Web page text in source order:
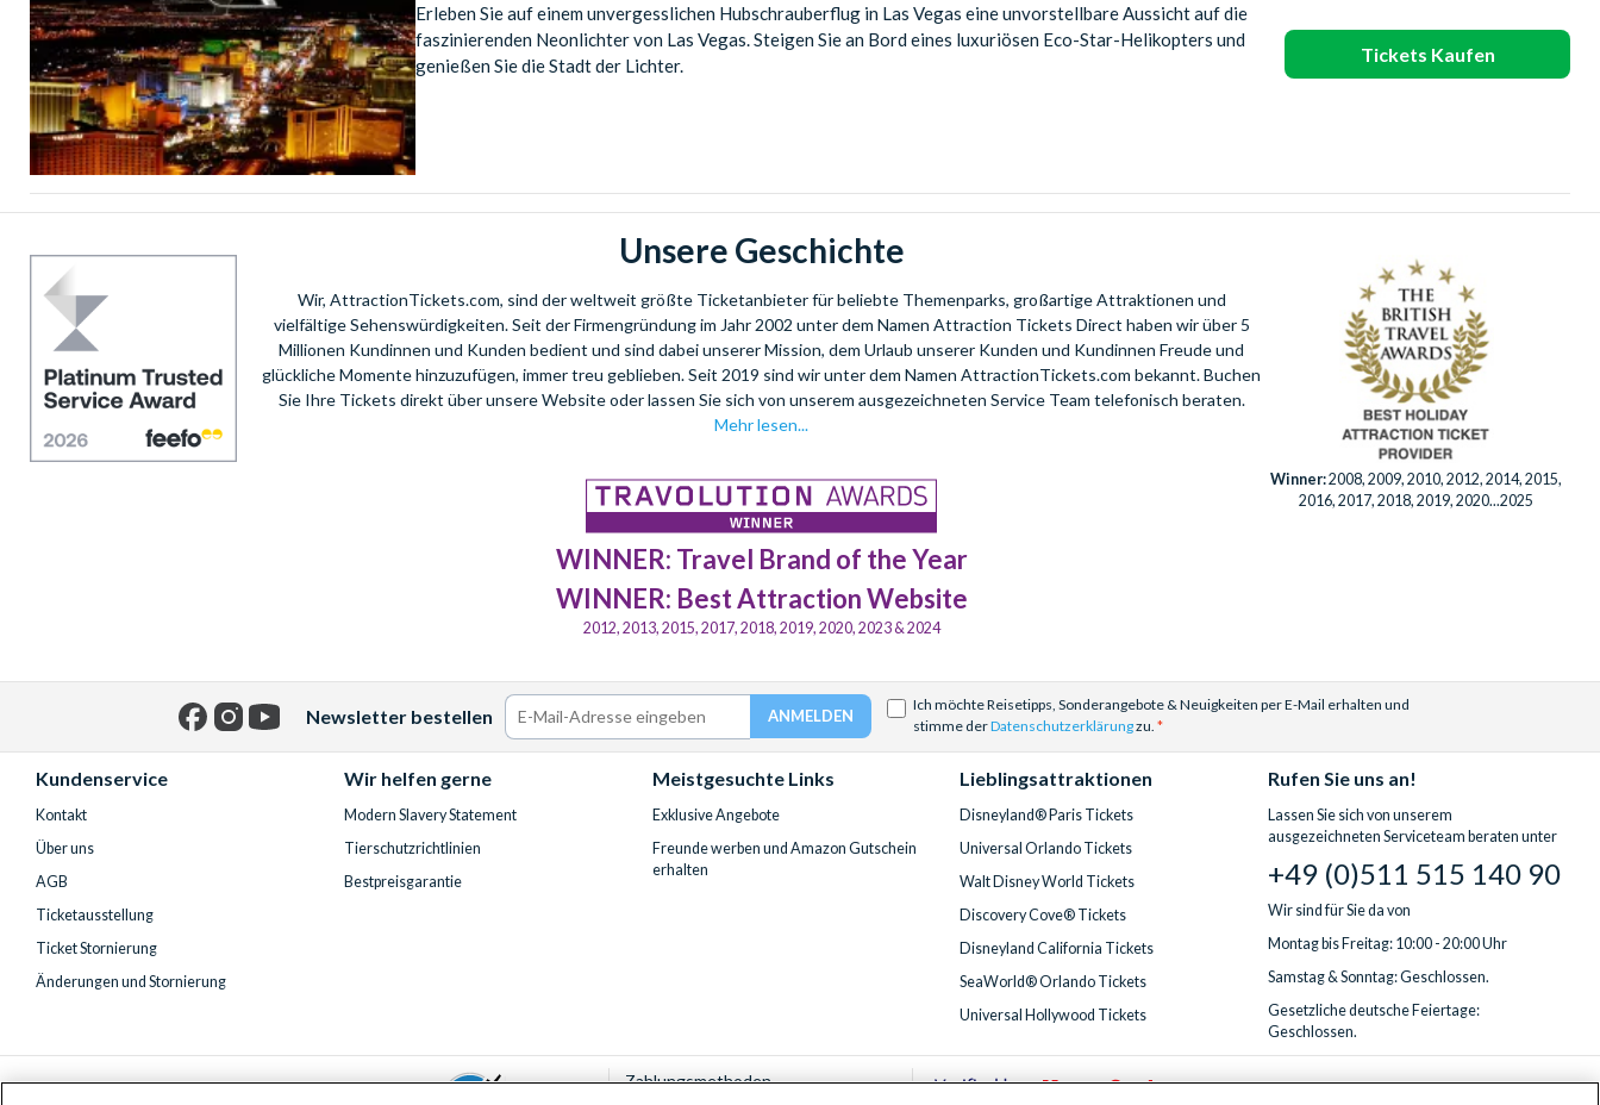
Erleben Sie auf einem unvergesslichen Hubschrauberflug in Las Vegas eine unvorstellbare Aussicht auf die
faszinierenden Neonlichter von Las Vegas. Steigen Sie an Bord eines luxuriösen Eco-Star-Helikopters und
genießen Sie die Stadt der Lichter.
Tickets Kaufen
Unsere Geschichte
Wir, AttractionTickets.com, sind der weltweit größte Ticketanbieter für beliebte Themenparks, großartige Attraktionen und
vielfältige Sehenswürdigkeiten. Seit der Firmengründung im Jahr 2002 unter dem Namen Attraction Tickets Direct haben wir über 5
Millionen Kundinnen und Kunden bedient und sind dabei unserer Mission, dem Urlaub unserer Kunden und Kundinnen Freude und
glückliche Momente hinzuzufügen, immer treu geblieben. Seit 2019 sind wir unter dem Namen AttractionTickets.com bekannt. Buchen
Sie Ihre Tickets direkt über unsere Website oder lassen Sie sich von unserem ausgezeichneten Service Team telefonisch beraten.
Mehr lesen...
WINNER: Travel Brand of the Year
WINNER: Best Attraction Website
2012, 2013, 2015, 2017, 2018, 2019, 2020, 2023 & 2024
Winner:2008, 2009, 2010, 2012, 2014, 2015,
2016, 2017, 2018, 2019, 2020...2025
Newsletter bestellen
Ich möchte Reisetipps, Sonderangebote & Neuigkeiten per E-Mail erhalten und
stimme derDatenschutzerklärungzu.
Kundenservice
Kontakt
Über uns
AGB
Ticketausstellung
Ticket Stornierung
Änderungen und Stornierung
Wir helfen gerne
Modern Slavery Statement
Tierschutzrichtlinien
Bestpreisgarantie
Meistgesuchte Links
Exklusive Angebote
Freunde werben und Amazon Gutschein
erhalten
Lieblingsattraktionen
Disneyland® Paris Tickets
Universal Orlando Tickets
Walt Disney World Tickets
Discovery Cove® Tickets
Disneyland California Tickets
SeaWorld® Orlando Tickets
Universal Hollywood Tickets
Rufen Sie uns an!
Lassen Sie sich von unserem
ausgezeichneten Serviceteam beraten unter
+49 (0)511 515 140 90
Wir sind für Sie da von
Montag bis Freitag: 10:00 - 20:00 Uhr
Samstag & Sonntag: Geschlossen.
Gesetzliche deutsche Feiertage:
Geschlossen.
Zahlungsmethoden